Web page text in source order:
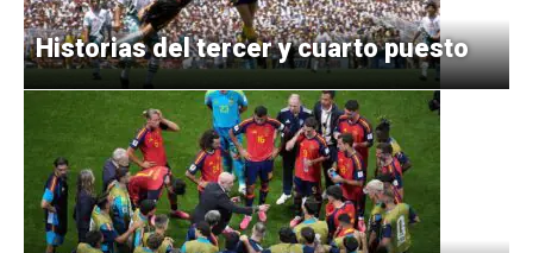
Historias del tercer y cuarto puesto